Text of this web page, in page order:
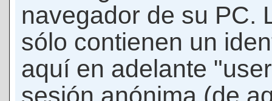
navegador de su PC.
sólo contienen un
aquí en adelante